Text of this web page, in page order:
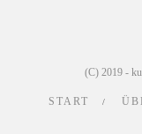
(C) 2019 -
START